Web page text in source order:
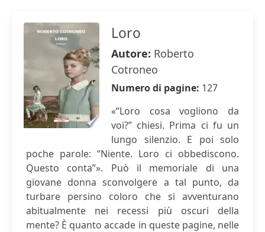
Loro
Autore: Roberto
Cotroneo
Numero di pagine: 127
«“Loro cosa vogliono da
voi?” chiesi. Prima ci fu un
lungo silenzio. E poi solo
poche parole: “Niente. Loro ci obbediscono.
Questo conta”». Può il memoriale di una
giovane donna sconvolgere a tal punto, da
turbare persino coloro che si avventurano
abitualmente nei recessi più oscuri della
mente? È quanto accade in queste pagine, nelle